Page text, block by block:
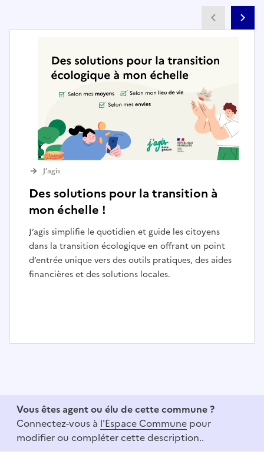
Des solutions pour la transition à
mon échelle !
J’agis simplifie le quotidien et guide les citoyens
dans la transition écologique en offrant un point
d’entrée unique vers des outils pratiques, des aides
financières et des solutions locales.
J’agis
3
Vous êtes agent ou élu de cette commune ?
Connectez-vous à l'Espace Commune pour
modifier ou compléter cette description..